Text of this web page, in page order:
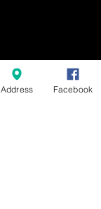
Address Facebook